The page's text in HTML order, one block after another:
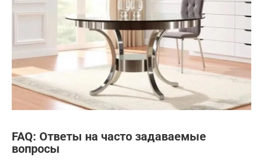
FAQ: Ответы на часто задаваемые
вопросы